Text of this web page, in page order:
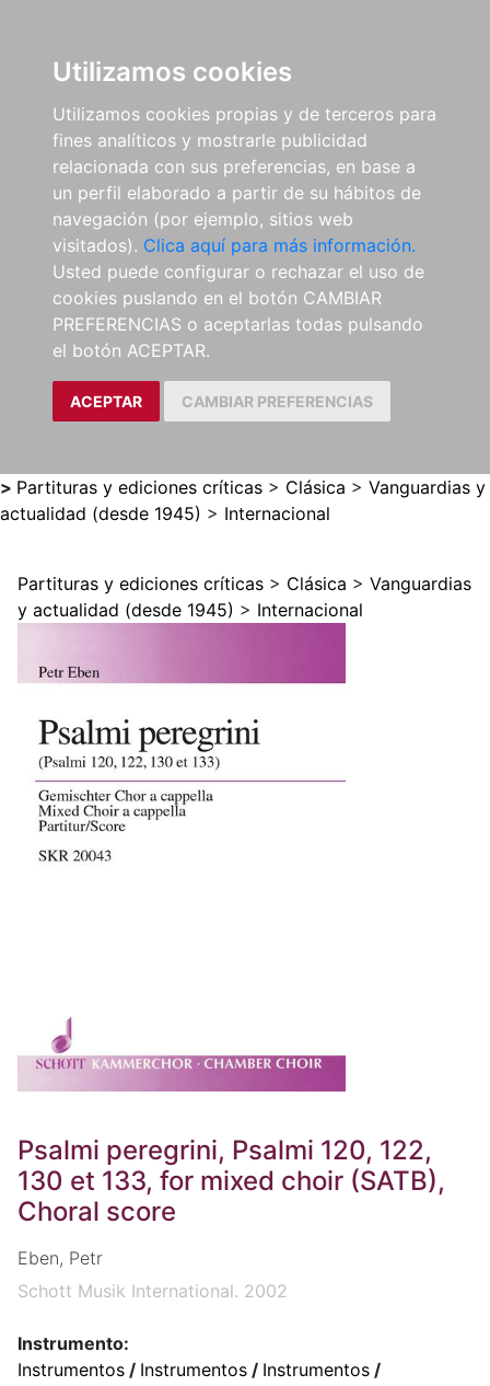
Utilizamos cookies
Utilizamos cookies propias y de terceros para
fines analíticos y mostrarle publicidad
relacionada con sus preferencias, en base a
un perfil elaborado a partir de su hábitos de
navegación (por ejemplo, sitios web
visitados). Clica aquí para más información.
Usted puede configurar o rechazar el uso de
cookies puslando en el botón CAMBIAR
PREFERENCIAS o aceptarlas todas pulsando
el botón ACEPTAR.
ACEPTAR CAMBIAR PREFERENCIAS
> Partituras y ediciones críticas > Clásica > Vanguardias y
actualidad (desde 1945) > Internacional
Partituras y ediciones críticas > Clásica > Vanguardias
y actualidad (desde 1945) > Internacional
Psalmi peregrini, Psalmi 120, 122,
130 et 133, for mixed choir (SATB),
Choral score
Eben, Petr
Schott Musik International. 2002
Instrumento:
Instrumentos / Instrumentos / Instrumentos /